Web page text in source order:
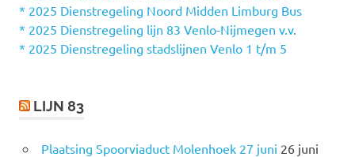
a
a
r
* 2025 Dienstregeling Noord Midden Limburg Bus
* 2025 Dienstregeling lijn 83 Venlo-Nijmegen v.v.
* 2025 Dienstregeling stadslijnen Venlo 1 t/m 5
LIJN 83
Plaatsing Spoorviaduct Molenhoek 27 juni 26 juni